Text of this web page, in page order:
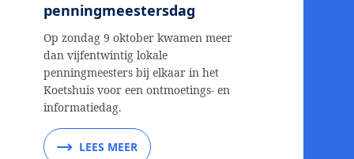
penningmeestersdag
Op zondag 9 oktober kwamen meer
dan vijfentwintig lokale
penningmeesters bij elkaar in het
Koetshuis voor een ontmoetings- en
informatiedag.
LEES MEER